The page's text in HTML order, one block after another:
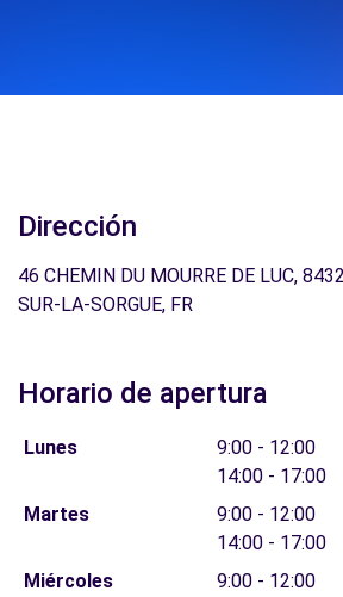
Dirección
46 CHEMIN DU MOURRE DE LUC,
SUR-LA-SORGUE, FR
Horario de apertura
Lunes
9:00 - 12:00
14:00 - 17:00
Martes
9:00 - 12:00
14:00 - 17:00
Miércoles
9:00 - 12:00